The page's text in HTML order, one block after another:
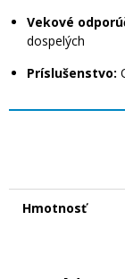
Vekové
dospelých​
Príslušenstvo:
Hmotnosť